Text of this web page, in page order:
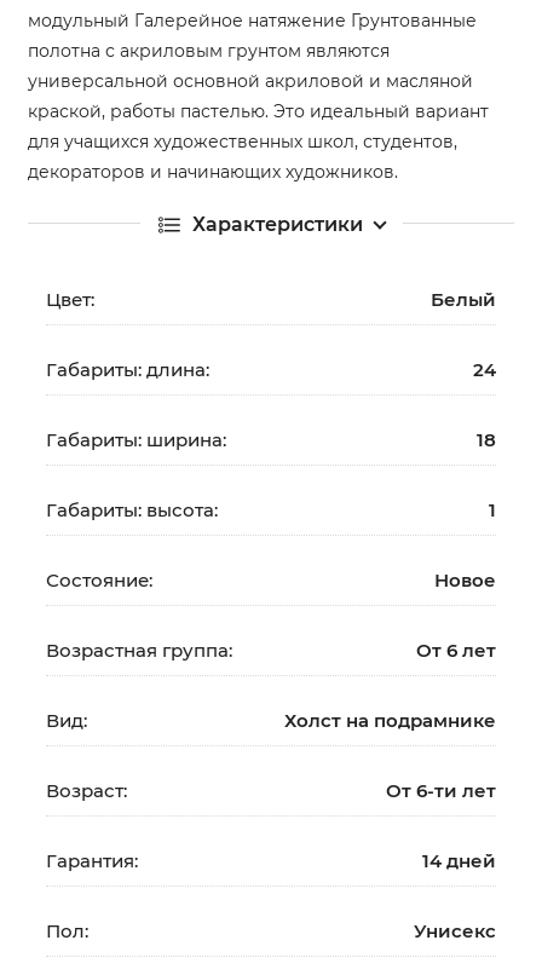
модульный Галерейное натяжение Грунтованные
полотна с акриловым грунтом являются
универсальной основной акриловой и масляной
краской, работы пастелью. Это идеальный вариант
для учащихся художественных школ, студентов,
декораторов и начинающих художников.
Характеристики
Цвет: Белый
Габариты: длина: 24
Габариты: ширина: 18
Габариты: высота: 1
Состояние: Новое
Возрастная группа: От 6 лет
Вид: Холст на подрамнике
Возраст: От 6-ти лет
Гарантия: 14 дней
Пол: Унисекс